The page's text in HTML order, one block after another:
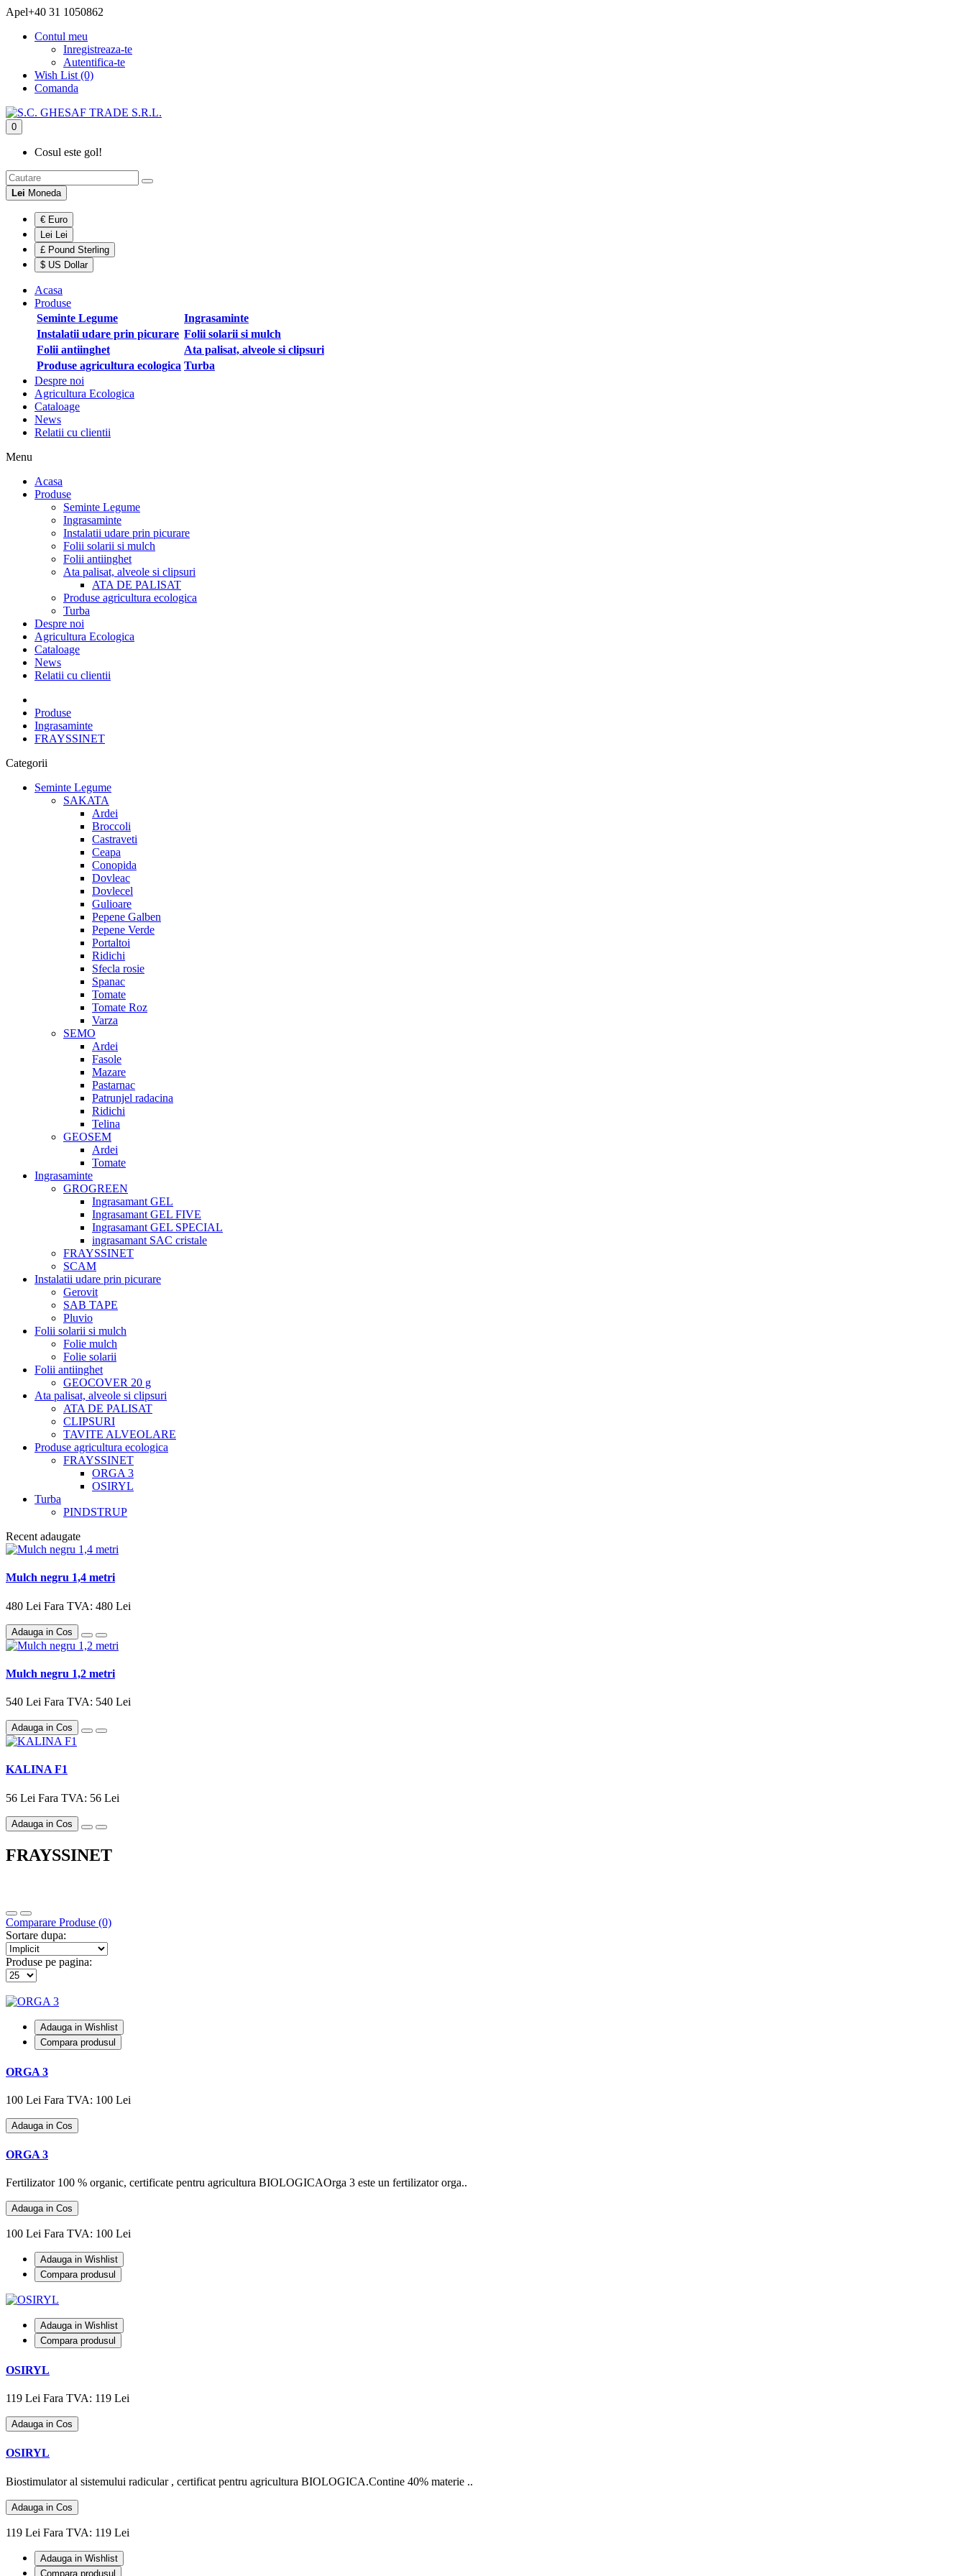
Apel+40 31 1050862
Contul meu
Inregistreaza-te
Autentifica-te
Wish List (0)
Comanda
0
Cosul este gol!
Lei Moneda
€ Euro
Lei Lei
£ Pound Sterling
$ US Dollar
Acasa
Produse
Seminte Legume
Ingrasaminte
Instalatii udare prin picurare Folii solarii si mulch
Folii antiinghet
Ata palisat, alveole si clipsuri
Produse agricultura ecologica Turba
Despre noi
Agricultura Ecologica
Cataloage
News
Relatii cu clientii
Menu
Acasa
Produse
Seminte Legume
Ingrasaminte
Instalatii udare prin picurare
Folii solarii si mulch
Folii antiinghet
Ata palisat, alveole si clipsuri
ATA DE PALISAT
Produse agricultura ecologica
Turba
Despre noi
Agricultura Ecologica
Cataloage
News
Relatii cu clientii
Produse
Ingrasaminte
FRAYSSINET
Categorii
Seminte Legume
SAKATA
Ardei
Broccoli
Castraveti
Ceapa
Conopida
Dovleac
Dovlecel
Gulioare
Pepene Galben
Pepene Verde
Portaltoi
Ridichi
Sfecla rosie
Spanac
Tomate
Tomate Roz
Varza
SEMO
Ardei
Fasole
Mazare
Pastarnac
Patrunjel radacina
Ridichi
Telina
GEOSEM
Ardei
Tomate
Ingrasaminte
GROGREEN
Ingrasamant GEL
Ingrasamant GEL FIVE
Ingrasamant GEL SPECIAL
ingrasamant SAC cristale
FRAYSSINET
SCAM
Instalatii udare prin picurare
Gerovit
SAB TAPE
Pluvio
Folii solarii si mulch
Folie mulch
Folie solarii
Folii antiinghet
GEOCOVER 20 g
Ata palisat, alveole si clipsuri
ATA DE PALISAT
CLIPSURI
TAVITE ALVEOLARE
Produse agricultura ecologica
FRAYSSINET
ORGA 3
OSIRYL
Turba
PINDSTRUP
Recent adaugate
Mulch negru 1,4 metri
480 Lei Fara TVA: 480 Lei
Adauga in Cos
Mulch negru 1,2 metri
540 Lei Fara TVA: 540 Lei
Adauga in Cos
KALINA F1
56 Lei Fara TVA: 56 Lei
Adauga in Cos
FRAYSSINET
Comparare Produse (0)
Sortare dupa:
Produse pe pagina:
Adauga in Wishlist
Compara produsul
ORGA 3
100 Lei Fara TVA: 100 Lei
Adauga in Cos
ORGA 3
Fertilizator 100 % organic, certificate pentru agricultura BIOLOGICAOrga 3 este un fertilizator orga..
Adauga in Cos
100 Lei Fara TVA: 100 Lei
Adauga in Wishlist
Compara produsul
Adauga in Wishlist
Compara produsul
OSIRYL
119 Lei Fara TVA: 119 Lei
Adauga in Cos
OSIRYL
Biostimulator al sistemului radicular , certificat pentru agricultura BIOLOGICA.Contine 40% materie ..
Adauga in Cos
119 Lei Fara TVA: 119 Lei
Adauga in Wishlist
Compara produsul